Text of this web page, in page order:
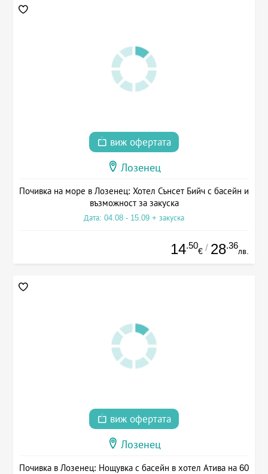
виж офертата
Лозенец
Почивка на море в Лозенец: Хотел Сънсет Бийч с басейн и
възможност за закуска
Дата: 04.08 - 15.09 + закуска
14.50
€ / 28.36
лв.
виж офертата
Лозенец
Почивка в Лозенец: Нощувка с басейн в хотел Атива на 60